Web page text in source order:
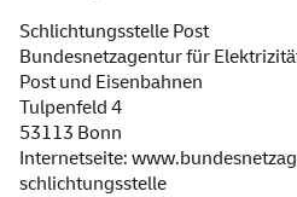
Schlichtungsstelle Post
Bundesnetzagentur für
Post und Eisenbahnen
Tulpenfeld 4
53113 Bonn
Internetseite:
schlichtungsstelle